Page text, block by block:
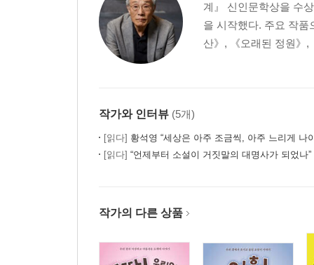
계』 신인문학상을 수
을 시작했다. 주요 작품
산》, 《오래된 정원》,
작가와 인터뷰 (5개)
[읽다] 황석영 “세상은 아주 조금씩, 아주 느리게 나
[읽다] “언제부터 소설이 거짓말의 대명사가 되었나
작가의 다른 상품